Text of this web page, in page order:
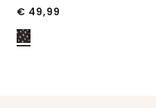
€ 49,99